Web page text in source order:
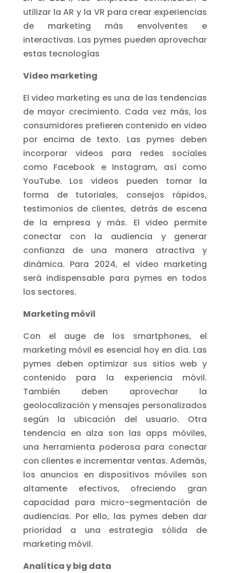
utilizar la AR y la VR para crear experiencias
de marketing más envolventes e
interactivas. Las pymes pueden aprovechar
estas tecnologías
Video marketing
El video marketing es una de las tendencias
de mayor crecimiento. Cada vez más, los
consumidores prefieren contenido en video
por encima de texto. Las pymes deben
incorporar videos para redes sociales
como Facebook e Instagram, así como
YouTube. Los videos pueden tomar la
forma de tutoriales, consejos rápidos,
testimonios de clientes, detrás de escena
de la empresa y más. El video permite
conectar con la audiencia y generar
confianza de una manera atractiva y
dinámica. Para 2024, el video marketing
será indispensable para pymes en todos
los sectores.
Marketing móvil
Con el auge de los smartphones, el
marketing móvil es esencial hoy en día. Las
pymes deben optimizar sus sitios web y
contenido para la experiencia móvil.
También deben aprovechar la
geolocalización y mensajes personalizados
según la ubicación del usuario. Otra
tendencia en alza son las apps móviles,
una herramienta poderosa para conectar
con clientes e incrementar ventas. Además,
los anuncios en dispositivos móviles son
altamente efectivos, ofreciendo gran
capacidad para micro-segmentación de
audiencias. Por ello, las pymes deben dar
prioridad a una estrategia sólida de
marketing móvil.
Analítica y big data